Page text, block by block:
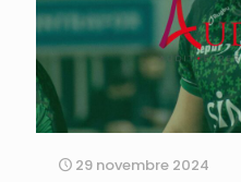
29 novembre 2024